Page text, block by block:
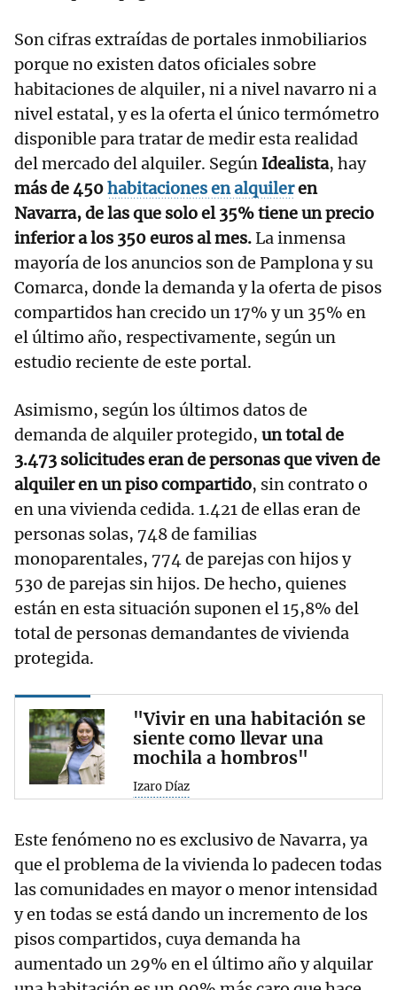
Son cifras extraídas de portales inmobiliarios
porque no existen datos oficiales sobre
habitaciones de alquiler, ni a nivel navarro ni a
nivel estatal, y es la oferta el único termómetro
disponible para tratar de medir esta realidad
del mercado del alquiler. Según Idealista, hay
más de 450habitaciones en alquileren
Navarra, de las que solo el 35% tiene un precio
inferior a los 350 euros al mes.La inmensa
mayoría de los anuncios son de Pamplona y su
Comarca, donde la demanda y la oferta de pisos
compartidos han crecido un 17% y un 35% en
el último año, respectivamente, según un
estudio reciente de este portal.
Asimismo, según los últimos datos de
demanda de alquiler protegido, un total de
3.473 solicitudes eran de personas que viven de
alquiler en un piso compartido, sin contrato o
en una vivienda cedida. 1.421 de ellas eran de
personas solas, 748 de familias
monoparentales, 774 de parejas con hijos y
530 de parejas sin hijos. De hecho, quienes
están en esta situación suponen el 15,8% del
total de personas demandantes de vivienda
protegida.
"Vivir en una habitación se
siente como llevar una
mochila a hombros"
Izaro Díaz
Este fenómeno no es exclusivo de Navarra, ya
que el problema de la vivienda lo padecen todas
las comunidades en mayor o menor intensidad
y en todas se está dando un incremento de los
pisos compartidos, cuya demanda ha
aumentado un 29% en el último año y alquilar